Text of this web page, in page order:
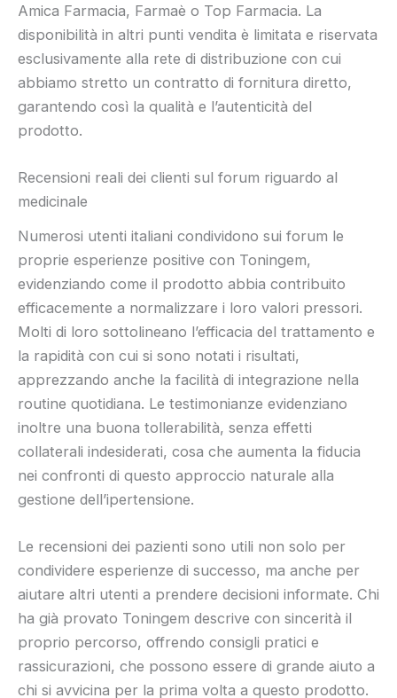
Amica Farmacia, Farmaè o Top Farmacia. La
disponibilità in altri punti vendita è limitata e riservata
esclusivamente alla rete di distribuzione con cui
abbiamo stretto un contratto di fornitura diretto,
garantendo così la qualità e l’autenticità del
prodotto.
Recensioni reali dei clienti sul forum riguardo al
medicinale
Numerosi utenti italiani condividono sui forum le
proprie esperienze positive con Toningem,
evidenziando come il prodotto abbia contribuito
efficacemente a normalizzare i loro valori pressori.
Molti di loro sottolineano l’efficacia del trattamento e
la rapidità con cui si sono notati i risultati,
apprezzando anche la facilità di integrazione nella
routine quotidiana. Le testimonianze evidenziano
inoltre una buona tollerabilità, senza effetti
collaterali indesiderati, cosa che aumenta la fiducia
nei confronti di questo approccio naturale alla
gestione dell’ipertensione.
Le recensioni dei pazienti sono utili non solo per
condividere esperienze di successo, ma anche per
aiutare altri utenti a prendere decisioni informate. Chi
ha già provato Toningem descrive con sincerità il
proprio percorso, offrendo consigli pratici e
rassicurazioni, che possono essere di grande aiuto a
chi si avvicina per la prima volta a questo prodotto.